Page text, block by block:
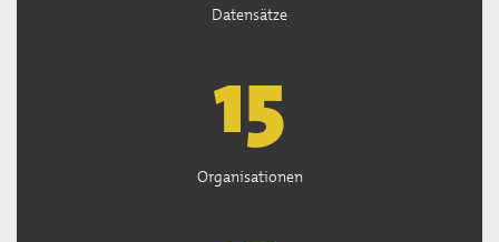
Datensätze
15
Organisationen